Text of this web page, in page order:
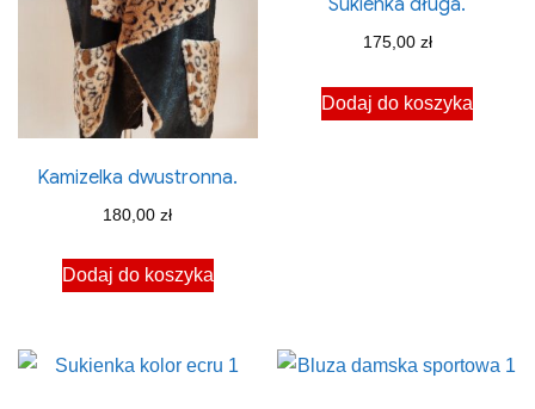
Kamizelka dwustronna.
180,00zł
Dodaj do koszyka
175,00 zł
Dodaj do koszyka